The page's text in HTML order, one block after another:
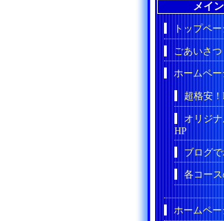
メイ
トップペー
ごあいさつ
ホームペ
超格安
オリジ
HP
ブログ
各コー
ホームペ